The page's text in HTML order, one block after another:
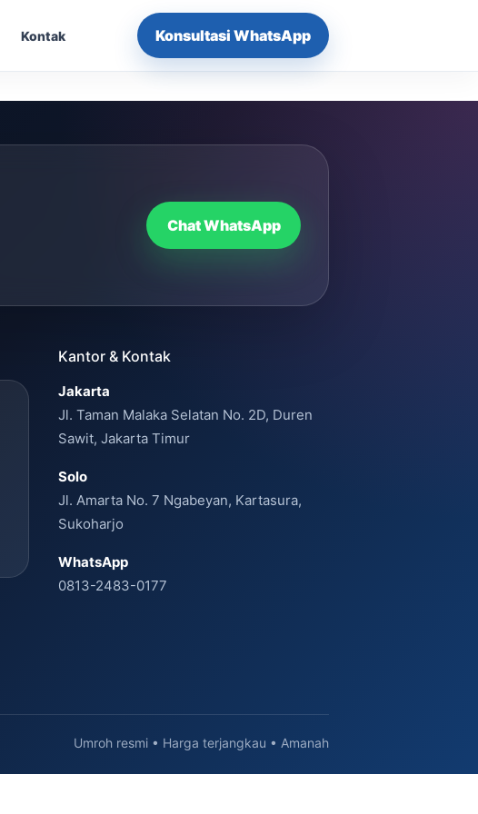
Kontak Konsultasi WhatsApp
Chat WhatsApp
Kantor & Kontak
Jakarta
Jl. Taman Malaka Selatan No. 2D, Duren
Sawit, Jakarta Timur
Solo
Jl. Amarta No. 7 Ngabeyan, Kartasura,
Sukoharjo
WhatsApp
0813-2483-0177
Umroh resmi • Harga terjangkau • Amanah